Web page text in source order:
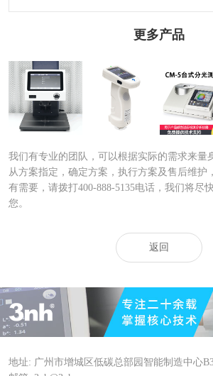
更多产品
45°/0°非接触式
分光测色仪
YL4560
泰双 TS7700 分
光测色仪
日本CM-5
测色计
我们有专业的团队，可以根据实际的需求来量
从方案指定，确定方案，执行方案及售后维护
有需要，请拨打400-888-5135电话，我们将尽
您。
返回
地址: 广州市增城区低碳总部园智能制造中心